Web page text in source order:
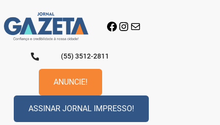
para
o
conteúdo
Facebook
Instagram
E-mail
(55) 3512-2811
ANUNCIE!
ASSINAR JORNAL IMPRESSO!